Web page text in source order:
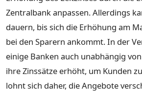
Zentralbank anpassen. Allerdings
dauern, bis sich die Erhöhung am
bei den Sparern ankommt. In der
einige Banken auch unabhängig
ihre Zinssätze erhöht, um Kunden
lohnt sich daher, die Angebote